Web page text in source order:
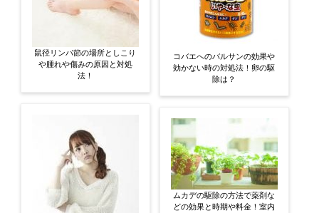
鼠径リンパ節の場所としこり
や腫れや傷みの原因と対処
法！
コバエへのバルサンの効果や
効かない時の対処法！卵の駆
除は？
ムカデの駆除の方法で薬剤な
どの効果と時期や料金！室内